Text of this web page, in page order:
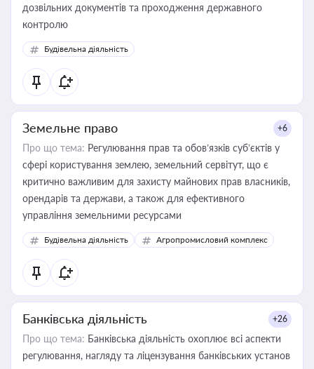
дозвільних документів та проходження державного
контролю
Будівельна діяльність
Земельне право +6
Про що тема: Регулювання прав та обов’язків суб’єктів у
сфері користування землею, земельний сервітут, що є
критично важливим для захисту майнових прав власників,
орендарів та держави, а також для ефективного
управління земельними ресурсами
Будівельна діяльність Агропромисловий комплекс
Банківська діяльність +26
Про що тема: Банківська діяльність охоплює всі аспекти
регулювання, нагляду та ліцензування банківських установ